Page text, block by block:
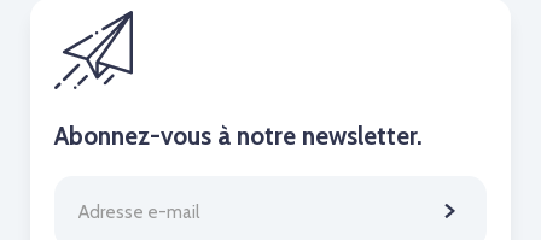
Abonnez-vous à notre newsletter.